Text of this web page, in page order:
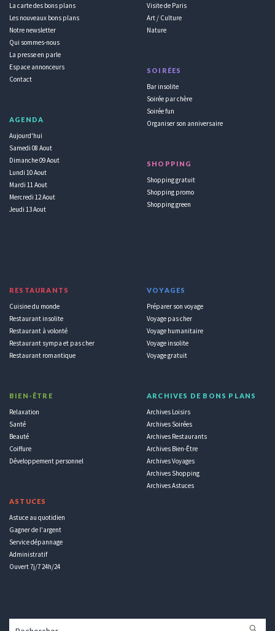
La carte des bons plans
Les nouveaux bons plans
Notre newsletter
Qui sommes-nous
La presse en parle
Espace annonceurs
Contact
AGENDA
Aujourd'hui
Samedi 08 Aout
Dimanche 09 Aout
Lundi 10 Aout
Mardi 11 Aout
Mercredi 12 Aout
Jeudi 13 Aout
Visite de Paris
Art / Culture
Nature
SOIRÉES
Bar insolite
Soirée par chère
Soirée fun
Organiser son anniversaire
SHOPPING
Shopping gratuit
Shopping promo
Shopping green
RESTAURANTS
Cuisine du monde
Restaurant insolite
Restaurant à volonté
Restaurant sympa et pas cher
Restaurant romantique
BIEN-ÊTRE
Relaxation
Santé
Beauté
Coiffure
Développement personnel
ASTUCES
Astuce au quotidien
Gagner de l'argent
Service dépannage
Administratif
Ouvert 7j/7 24h/24
VOYAGES
Préparer son voyage
Voyage pas cher
Voyage humanitaire
Voyage insolite
Voyage gratuit
ARCHIVES DE BONS PLANS
Archives Loisirs
Archives Soirées
Archives Restaurants
Archives Bien-Être
Archives Voyages
Archives Shopping
Archives Astuces